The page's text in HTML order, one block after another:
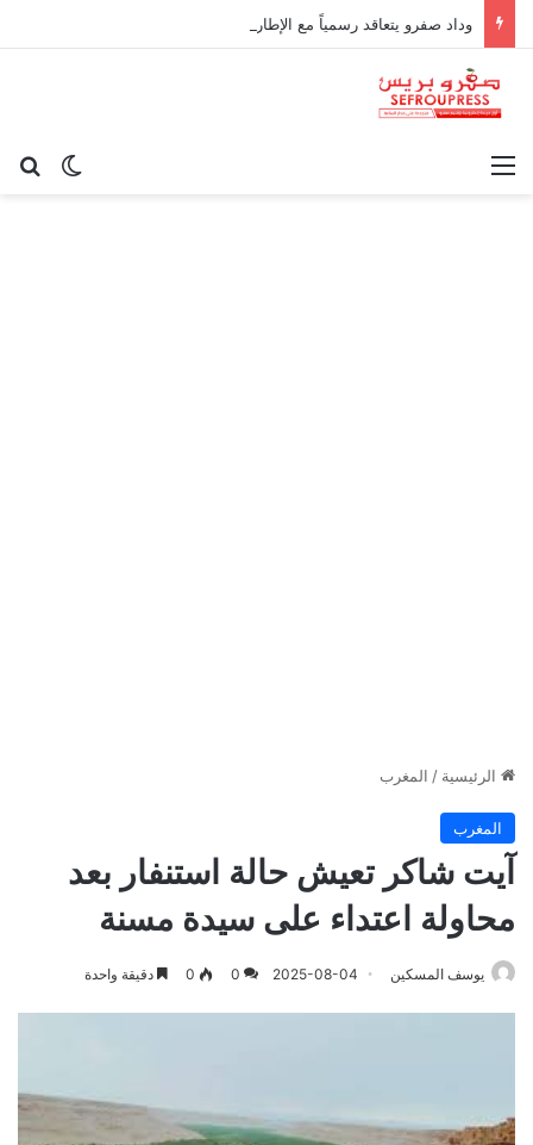
الوضع القائمة
الرئيسية / المغرب
المغرب
آيت شاكر تعيش حالة استنفار بعد
محاولة اعتداء على سيدة مسنة
يوسف المسكين 2025-08-04
0
0 دقيقة واحدة